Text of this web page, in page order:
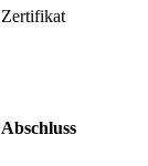
Zertifikat
Abschluss